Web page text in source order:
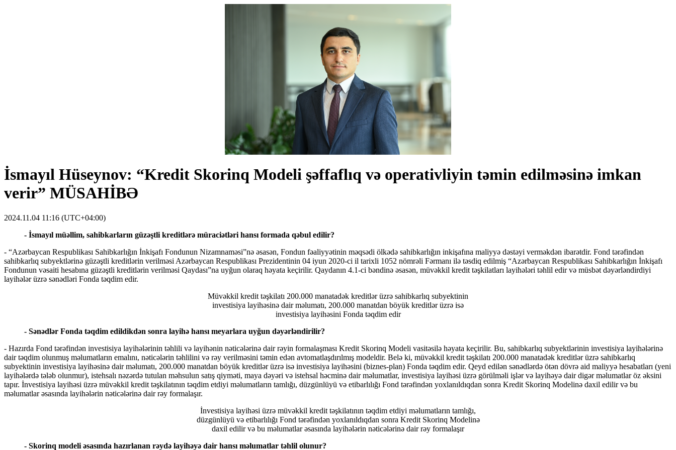
İsmayıl Hüseynov: “Kredit Skorinq Modeli şəffaflıq və operativliyin təmin edilməsinə imkan
verir” MÜSAHİBƏ
2024.11.04 11:16 (UTC+04:00)
- İsmayıl müəllim, sahibkarların güzəştli kreditlərə müraciətləri hansı formada qəbul edilir?
- “Azərbaycan Respublikası Sahibkarlığın İnkişafı Fondunun Nizamnaməsi”nə əsasən, Fondun fəaliyyətinin məqsədi ölkədə sahibkarlığın inkişafına maliyyə dəstəyi verməkdən ibarətdir. Fond tərəfindən
sahibkarlıq subyektlərinə güzəştli kreditlərin verilməsi Azərbaycan Respublikası Prezidentinin 04 iyun 2020-ci il tarixli 1052 nömrəli Fərmanı ilə təsdiq edilmiş “Azərbaycan Respublikası Sahibkarlığın İnkişafı
Fondunun vəsaiti hesabına güzəştli kreditlərin verilməsi Qaydası”na uyğun olaraq həyata keçirilir. Qaydanın 4.1-ci bəndinə əsasən, müvəkkil kredit təşkilatları layihələri təhlil edir və müsbət dəyərləndirdiyi
layihələr üzrə sənədləri Fonda təqdim edir.
Müvəkkil kredit təşkilatı 200.000 manatadək kreditlər üzrə sahibkarlıq subyektinin
investisiya layihəsinə dair məlumatı, 200.000 manatdan böyük kreditlər üzrə isə
investisiya layihəsini Fonda təqdim edir
- Sənədlər Fonda təqdim edildikdən sonra layihə hansı meyarlara uyğun dəyərləndirilir?
- Hazırda Fond tərəfindən investisiya layihələrinin təhlili və layihənin nəticələrinə dair rəyin formalaşması Kredit Skorinq Modeli vasitəsilə həyata keçirilir. Bu, sahibkarlıq subyektlərinin investisiya layihələrinə
dair təqdim olunmuş məlumatların emalını, nəticələrin təhlilini və rəy verilməsini təmin edən avtomatlaşdırılmış modeldir. Belə ki, müvəkkil kredit təşkilatı 200.000 manatadək kreditlər üzrə sahibkarlıq
subyektinin investisiya layihəsinə dair məlumatı, 200.000 manatdan böyük kreditlər üzrə isə investisiya layihəsini (biznes-plan) Fonda təqdim edir. Qeyd edilən sənədlərdə ötən dövrə aid maliyyə hesabatları (yeni
layihələrdə tələb olunmur), istehsalı nəzərdə tutulan məhsulun satış qiyməti, maya dəyəri və istehsal həcminə dair məlumatlar, investisiya layihəsi üzrə görülməli işlər və layihəyə dair digər məlumatlar öz əksini
tapır. İnvestisiya layihəsi üzrə müvəkkil kredit təşkilatının təqdim etdiyi məlumatların tamlığı, düzgünlüyü və etibarlılığı Fond tərəfindən yoxlanıldıqdan sonra Kredit Skorinq Modelinə daxil edilir və bu
məlumatlar əsasında layihələrin nəticələrinə dair rəy formalaşır.
İnvestisiya layihəsi üzrə müvəkkil kredit təşkilatının təqdim etdiyi məlumatların tamlığı,
düzgünlüyü və etibarlılığı Fond tərəfindən yoxlanıldıqdan sonra Kredit Skorinq Modelinə
daxil edilir və bu məlumatlar əsasında layihələrin nəticələrinə dair rəy formalaşır
- Skorinq modeli əsasında hazırlanan rəydə layihəyə dair hansı məlumatlar təhlil olunur?